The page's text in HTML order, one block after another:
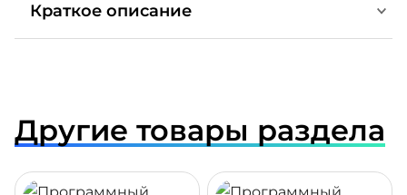
Краткое описание
Другие товары раздела
ПОДРОБНЕЕ